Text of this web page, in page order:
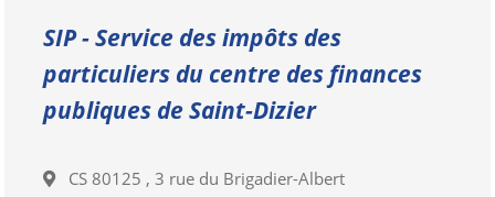
SIP - Service des impôts des
particuliers du centre des finances
publiques de Saint-Dizier
CS 80125 , 3 rue du Brigadier-Albert